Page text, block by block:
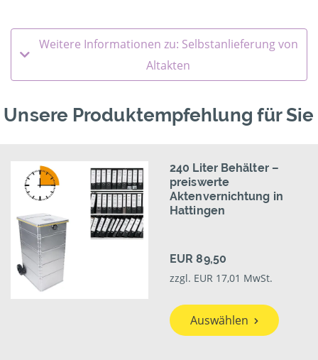
Weitere Informationen zu: Selbstanlieferung von
Altakten
Unsere Produktempfehlung für Sie
240 Liter Behälter –
preiswerte
Aktenvernichtung in
Hattingen
EUR 89,50
zzgl. EUR 17,01 MwSt.
Auswählen